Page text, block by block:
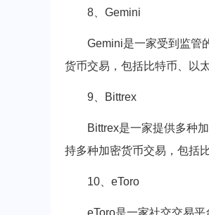
8、Gemini
Gemini是一家受到监管
货币交易，包括比特币、以
9、Bittrex
Bittrex是一家提供多种
持多种加密货币交易，包括
10、eToro
eToro是一家社交交易